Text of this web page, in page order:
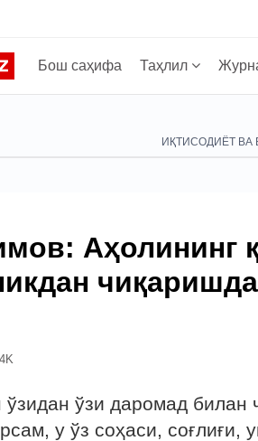
Бош саҳифа Таҳлил
ИҚТИСОДИЁТ ВА
Aҳолининг
ўзидан ўзи даромад билан
у ўз соҳаси, соғлиғи,